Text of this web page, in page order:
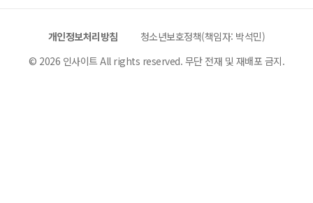
개인정보처리방침
청소년보호정책(책임자: 박석민)
© 2026 인사이트 All rights reserved. 무단 전재 및 재배포 금지.